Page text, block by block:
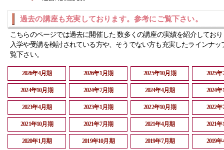
過去の講座も充実しております。参考にご覧下さい。
こちらのページでは過去に開催した 数多くの講座の実績を紹介してお
入学や受講を検討されている方や、そうでない方も充実したラインナッ
覧下さい。
2026年4月期 2026年1月期 2025年10月期 2025
2024年10月期 2024年7月期 2024年4月期 2024
2023年4月期 2023年1月期 2022年10月期 2022
2021年10月期 2021年7月期 2021年4月期 2021
2020年1月期 2019年10月期 2019年7月期 2019